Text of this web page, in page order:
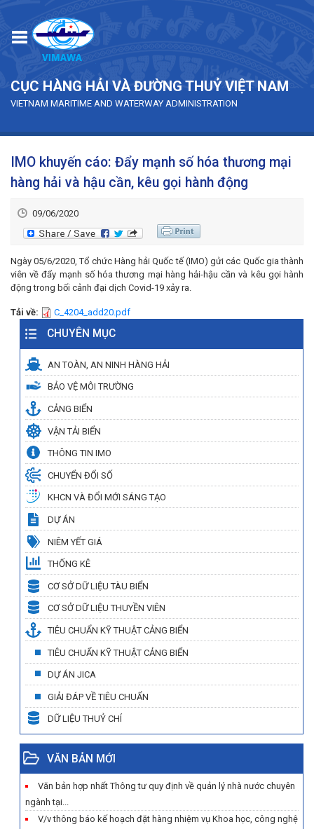
CỤC HÀNG HẢI VÀ ĐƯỜNG THUỶ VIỆT NAM
VIETNAM MARITIME AND WATERWAY ADMINISTRATION
IMO khuyến cáo: Đẩy mạnh số hóa thương mại
hàng hải và hậu cần, kêu gọi hành động
09/06/2020
Ngày 05/6/2020, Tổ chức Hàng hải Quốc tế (IMO) gửi các Quốc gia thành
viên về đẩy mạnh số hóa thương mại hàng hải-hậu cần và kêu gọi hành
động trong bối cảnh đại dịch Covid-19 xảy ra.
Tải về: C_4204_add20.pdf
CHUYÊN MỤC
AN TOÀN, AN NINH HÀNG HẢI
BẢO VỆ MÔI TRƯỜNG
CẢNG BIỂN
VẬN TẢI BIỂN
THÔNG TIN IMO
CHUYỂN ĐỔI SỐ
KHCN VÀ ĐỔI MỚI SÁNG TẠO
DỰ ÁN
NIÊM YẾT GIÁ
THỐNG KÊ
CƠ SỞ DỮ LIỆU TÀU BIỂN
CƠ SỞ DỮ LIỆU THUYỀN VIÊN
TIÊU CHUẨN KỸ THUẬT CẢNG BIỂN
TIÊU CHUẨN KỸ THUẬT CẢNG BIỂN
DỰ ÁN JICA
GIẢI ĐÁP VỀ TIÊU CHUẨN
DỮ LIỆU THUỶ CHÍ
VĂN BẢN MỚI
Văn bản hợp nhất Thông tư quy định về quản lý nhà nước chuyên
ngành tại...
V/v thông báo kế hoạch đặt hàng nhiệm vụ Khoa học, công nghệ